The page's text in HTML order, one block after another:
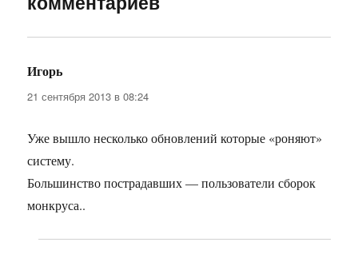
Игорь
21 сентября 2013 в 08:24
Уже вышло несколько обновлений которые «роняют»
систему.
Большинство пострадавших — пользователи сборок
монкруса..